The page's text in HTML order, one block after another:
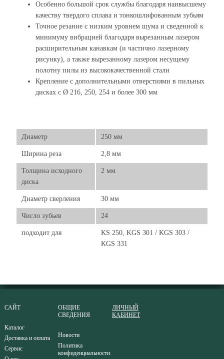
Особенно большой срок службы благодаря наивысшему
качеству твердого сплава и тонкошлифованным зубьям
Точное резание с низким уровнем шума и сведенной к
минимуму вибрацией благодаря вырезанным лазером
расширительным канавкам (и частично лазерному
рисунку), а также вырезанному лазером несущему
полотну пилы из высококачественной стали
Крепление с дополнительными отверстиями в пильных
дисках с Ø 216, 250, 254 и более 300 мм
Диаметр 250 мм
Ширина реза 2,8 мм
Толщина исходного
диска
2 мм
Диаметр сверления 30 мм
Число зубьев 24
подходит для
KS 250, KGS 301 / KGS 303 /
KGS 331
САЙТ
Каталог
Доставка и оплата
Сервис
ОБЩИЕ
СВЕДЕНИЯ
Новости
Политика
конфиденциальности
ЛИЧНЫЙ
КАБИНЕТ